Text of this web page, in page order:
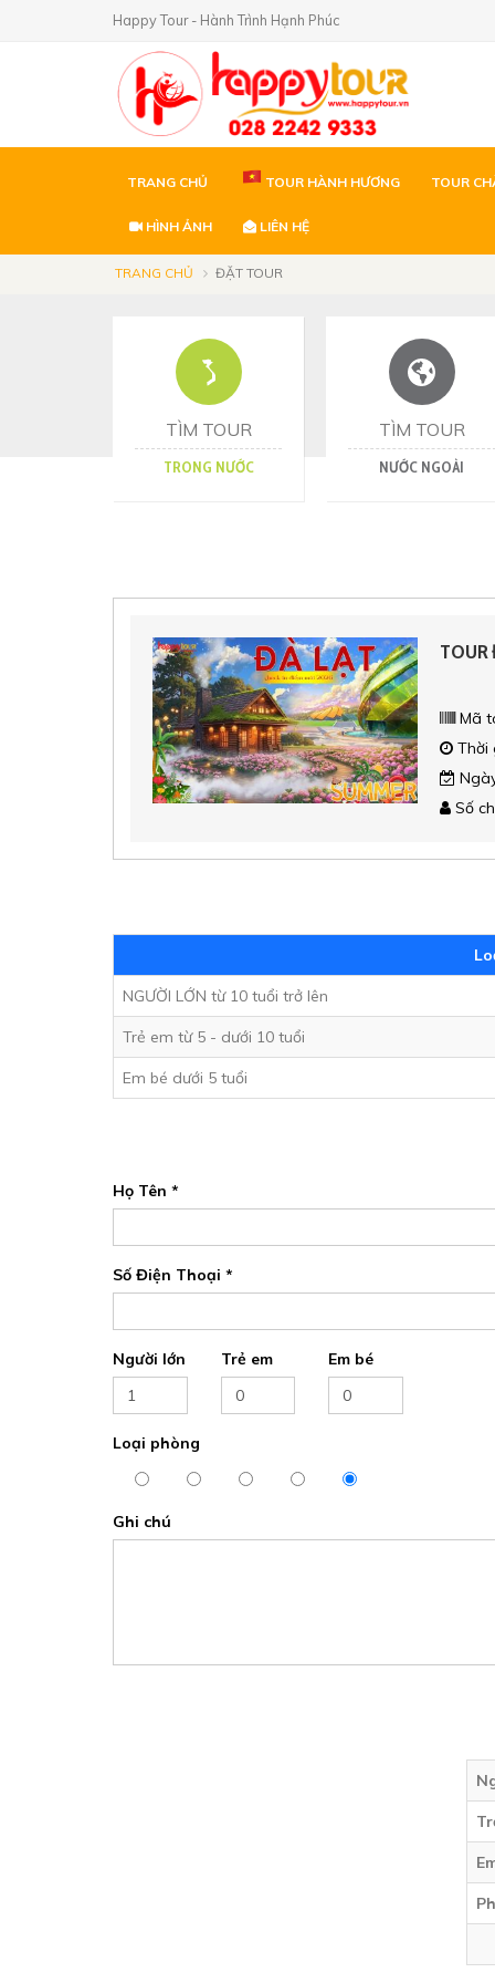
Happy Tour - Hành Trình Hạnh Phúc
TRANG CHỦ TOUR HÀNH HƯƠNG TOUR
HÌNH ẢNH LIÊN HỆ
TRANG CHỦ ĐẶT TOUR
TÌM TOUR
TRONG NƯỚC
TÌM TOUR
NƯỚC NGOÀI
TOUR
Mã
Thời
Số
NGƯỜI LỚN từ 10 tuổi trở lên
Trẻ em từ 5 - dưới 10 tuổi
Em bé dưới 5 tuổi
Họ Tên *
Số Điện Thoại *
Người lớn Trẻ em Em bé
Loại phòng
Ghi chú